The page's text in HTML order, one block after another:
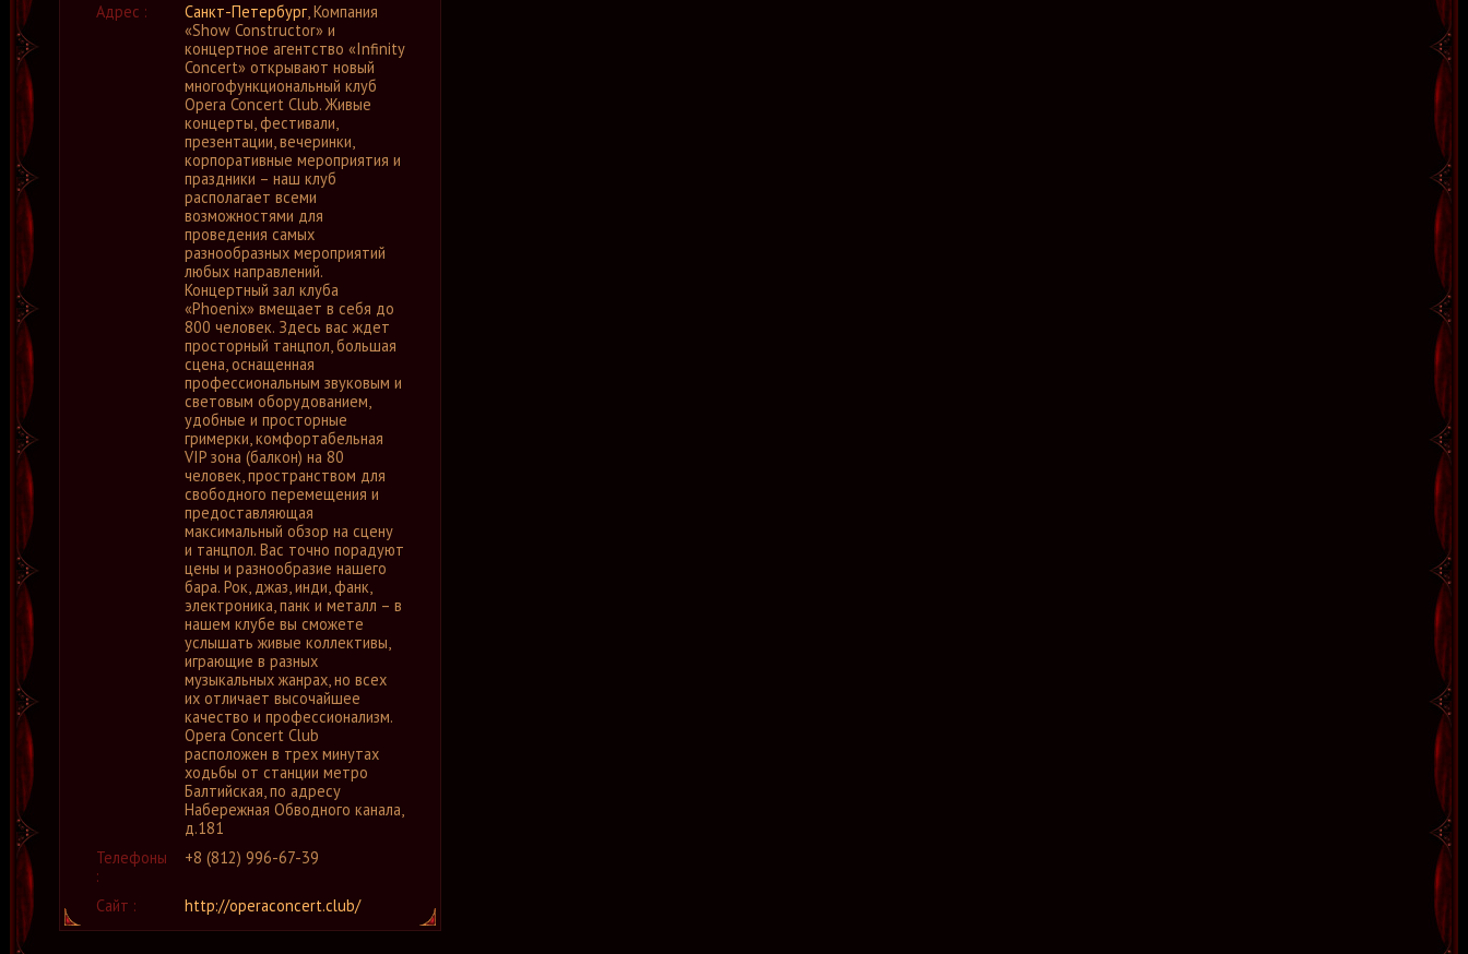
Адрес : Санкт-Петербург, Компания
«Show Constructor» и
концертное агентство «Infinity
Concert» открывают новый
многофункциональный клуб
Opera Concert Club. Живые
концерты, фестивали,
презентации, вечеринки,
корпоративные мероприятия и
праздники – наш клуб
располагает всеми
возможностями для
проведения самых
разнообразных мероприятий
любых направлений.
Концертный зал клуба
«Phoenix» вмещает в себя до
800 человек. Здесь вас ждет
просторный танцпол, большая
сцена, оснащенная
профессиональным звуковым и
световым оборудованием,
удобные и просторные
гримерки, комфортабельная
VIP зона (балкон) на 80
человек, пространством для
свободного перемещения и
предоставляющая
максимальный обзор на сцену
и танцпол. Вас точно порадуют
цены и разнообразие нашего
бара. Рок, джаз, инди, фанк,
электроника, панк и металл – в
нашем клубе вы сможете
услышать живые коллективы,
играющие в разных
музыкальных жанрах, но всех
их отличает высочайшее
качество и профессионализм.
Opera Concert Club
расположен в трех минутах
ходьбы от станции метро
Балтийская, по адресу
Набережная Обводного канала,
д.181
Телефоны
:
+8 (812) 996-67-39
Сайт : http://operaconcert.club/